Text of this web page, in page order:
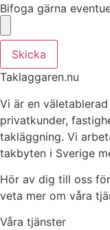
Bifoga gärna
Skicka
Taklaggaren.nu
Vi är en
privatkunder,
takläggning. Vi
takbyten i Sverige
Hör av dig till oss
veta mer om våra
Våra tjänster